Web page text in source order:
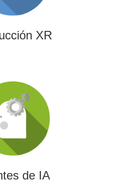
XR
inmersivas y de XR.
de IA
de IA
artificial capaces de
decisiones y transformar
empresarial.